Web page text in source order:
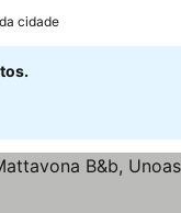
cidade